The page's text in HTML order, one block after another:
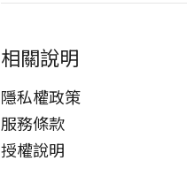
相關說明
隱私權政策
服務條款
授權說明